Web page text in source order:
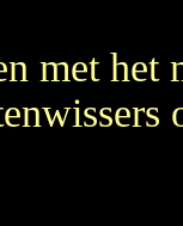
met het